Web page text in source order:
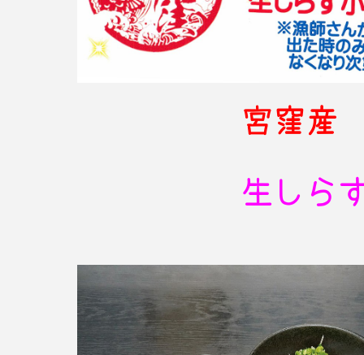
宮窪産
生しら